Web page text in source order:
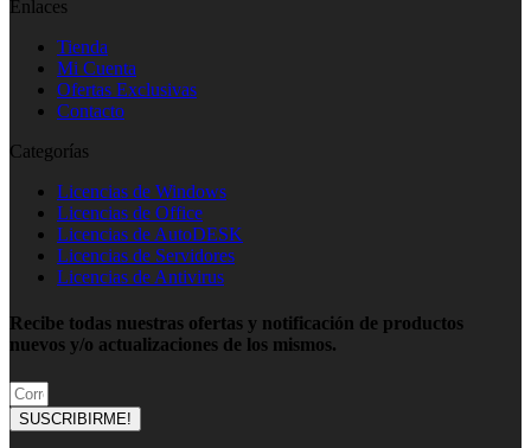
Enlaces
Tienda
Mi Cuenta
Ofertas Exclusivas
Contacto
Categorías
Licencias de Windows
Licencias de Office
Licencias de AutoDESK
Licencias de Servidores
Licencias de Antivirus
Recibe todas nuestras ofertas y notificación de productos
nuevos y/o actualizaciones de los mismos.
SUSCRIBIRME!